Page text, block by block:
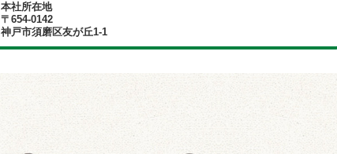
本社所在地
〒654-0142
神戸市須磨区友が丘1-1